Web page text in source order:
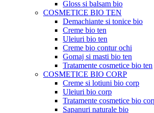
Gloss si balsam bio
COSMETICE BIO TEN
Demachiante si tonice bio
Creme bio ten
Uleiuri bio ten
Creme bio contur ochi
Gomaj si masti bio ten
Tratamente cosmetice bio ten
COSMETICE BIO CORP
Creme si lotiuni bio corp
Uleiuri bio corp
Tratamente cosmetice bio
Sapanuri naturale bio